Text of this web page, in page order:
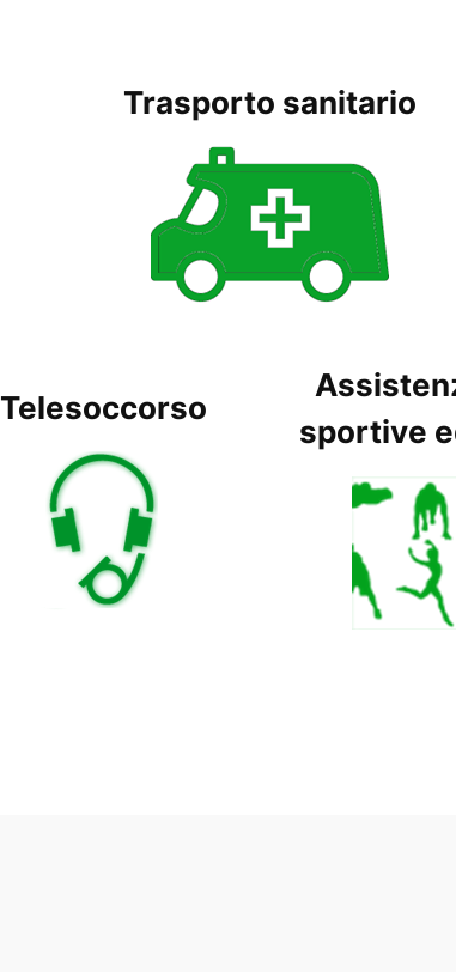
Trasporto sanitario
Telesoccorso
sportive